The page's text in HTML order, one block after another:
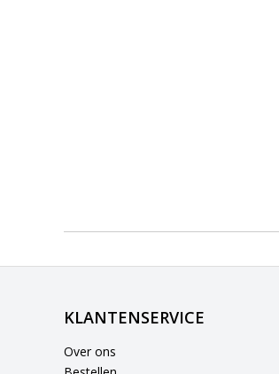
KLANTENSERVICE
Over ons